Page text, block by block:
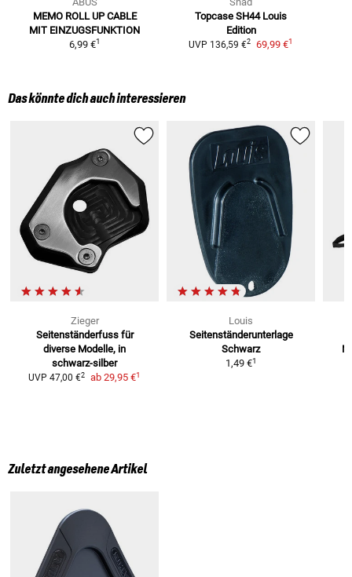
MEMO ROLL UP CABLE
MIT EINZUGSFUNKTION
6,99 €1
Topcase SH44 Louis
Edition
UVP 136,59 €2 69,99 €1
Das könnte dich auch interessieren
Zieger
Seitenständerfuss für
diverse Modelle, in
schwarz-silber
UVP 47,00 €2 ab 29,95 €1
Louis
Seitenständerunterlage
Schwarz
1,49 €1
Zuletzt angesehene Artikel